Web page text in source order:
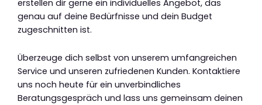
erstellen dir gerne ein individuelles Angebot, das
genau auf deine Bedürfnisse und dein Budget
zugeschnitten ist.
Überzeuge dich selbst von unserem umfangreichen
Service und unseren zufriedenen Kunden. Kontaktiere
uns noch heute für ein unverbindliches
Beratungsgespräch und lass uns gemeinsam deinen